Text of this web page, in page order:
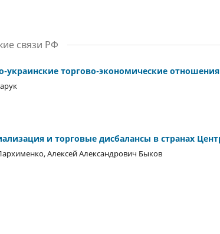
связи РФ
украинские торгово-экономические отношения
и торговые дисбалансы в странах
Алексей Александрович Быков